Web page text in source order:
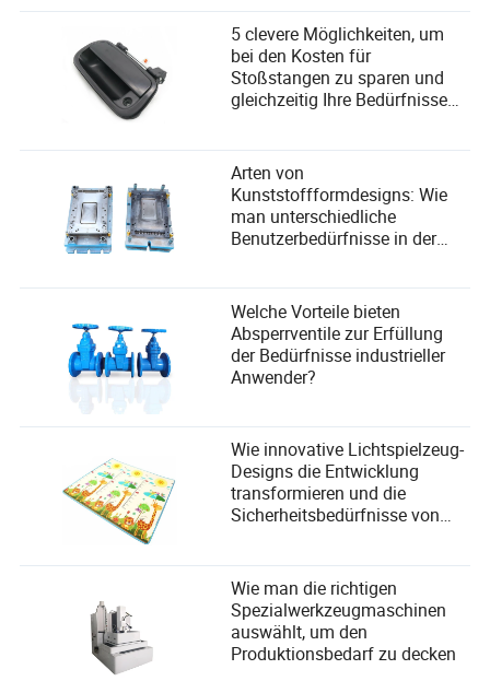
A: Während sich einige über eine „Technologielücke“
sorgen, sind sich die meisten Experten einig, dass neue
Werkzeuge das Laufen sicherer und ansprechender für
Menschen weltweit machen, mit kostenlosen oder
erschwinglichen Optionen, die weit verbreitet sind.
5 clevere Möglichkeiten, um
bei den Kosten für
Stoßstangen zu sparen und
gleichzeitig Ihre Bedürfnisse
Arten von
Kunststoffformdesigns: Wie
man unterschiedliche
Benutzerbedürfnisse in der
Welche Vorteile bieten
Absperrventile zur Erfüllung
der Bedürfnisse industrieller
Anwender?
Wie innovative Lichtspielzeug-
Designs die Entwicklung
transformieren und die
Sicherheitsbedürfnisse von
Wie man die richtigen
Spezialwerkzeugmaschinen
auswählt, um den
Produktionsbedarf zu decken